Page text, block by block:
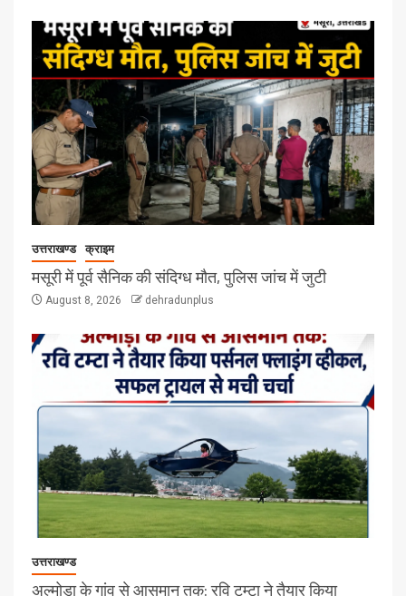
उत्तराखण्ड क्राइम
मसूरी में पूर्व सैनिक की संदिग्ध मौत, पुलिस जांच में जुटी
August 8, 2026 dehradunplus
उत्तराखण्ड
अल्मोड़ा के गांव से आसमान तक: रवि टम्टा ने तैयार किया